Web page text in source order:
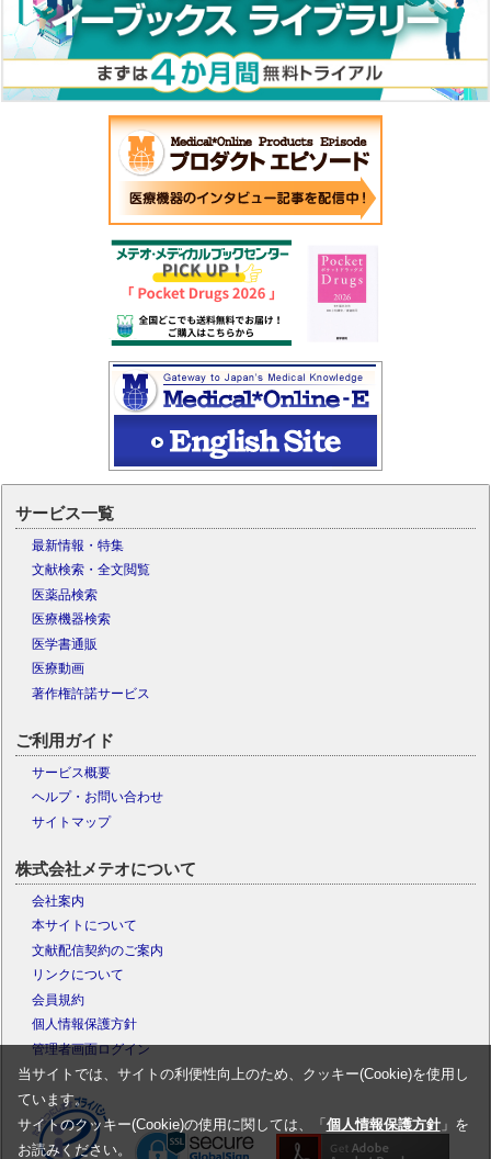
サービス一覧
最新情報・特集
文献検索・全文閲覧
医薬品検索
医療機器検索
医学書通販
医療動画
著作権許諾サービス
ご利用ガイド
サービス概要
ヘルプ・お問い合わせ
サイトマップ
株式会社メテオについて
会社案内
本サイトについて
文献配信契約のご案内
リンクについて
会員規約
個人情報保護方針
管理者画面ログイン
当サイトでは、サイトの利便性向上のため、クッキー(Cookie)を使用し
ています。
サイトのクッキー(Cookie)の使用に関しては、「 個人情報保護方針」を
お読みください。